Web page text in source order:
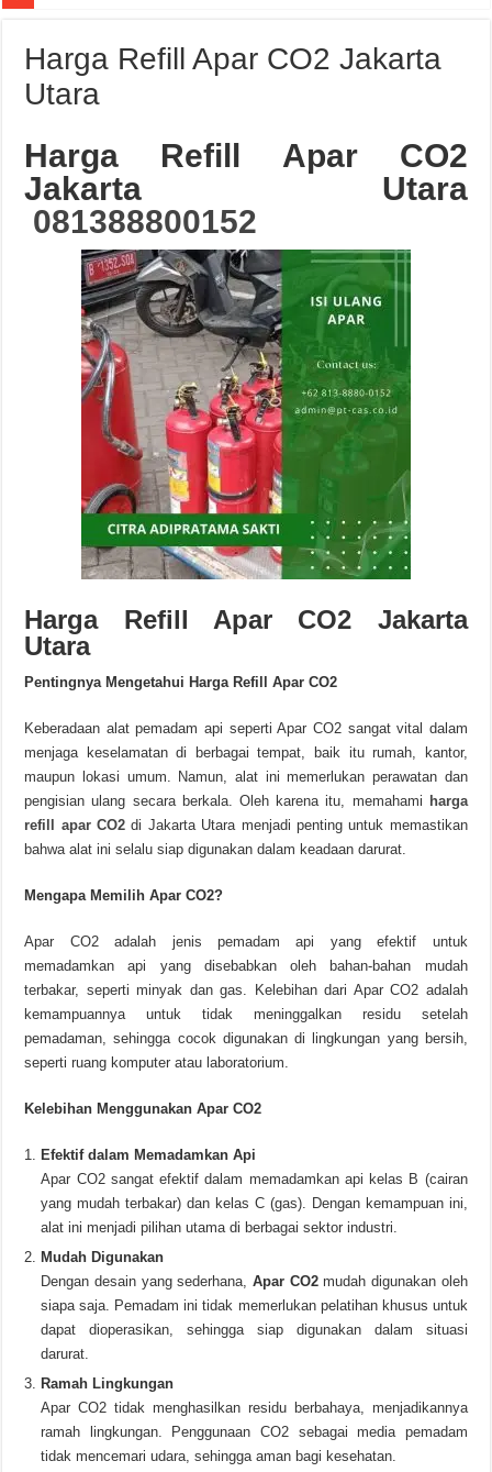
Harga Refill Apar CO2 Jakarta
Utara
Harga Refill Apar CO2
Jakarta Utara
081388800152
Harga Refill Apar CO2 Jakarta
Utara
Pentingnya Mengetahui Harga Refill Apar CO2
Keberadaan alat pemadam api seperti Apar CO2 sangat vital dalam
menjaga keselamatan di berbagai tempat, baik itu rumah, kantor,
maupun lokasi umum. Namun, alat ini memerlukan perawatan dan
pengisian ulang secara berkala. Oleh karena itu, memahami harga
refill apar CO2 di Jakarta Utara menjadi penting untuk memastikan
bahwa alat ini selalu siap digunakan dalam keadaan darurat.
Mengapa Memilih Apar CO2?
Apar CO2 adalah jenis pemadam api yang efektif untuk
memadamkan api yang disebabkan oleh bahan-bahan mudah
terbakar, seperti minyak dan gas. Kelebihan dari Apar CO2 adalah
kemampuannya untuk tidak meninggalkan residu setelah
pemadaman, sehingga cocok digunakan di lingkungan yang bersih,
seperti ruang komputer atau laboratorium.
Kelebihan Menggunakan Apar CO2
Efektif dalam Memadamkan Api
Apar CO2 sangat efektif dalam memadamkan api kelas B (cairan
yang mudah terbakar) dan kelas C (gas). Dengan kemampuan ini,
alat ini menjadi pilihan utama di berbagai sektor industri.
Mudah Digunakan
Dengan desain yang sederhana, Apar CO2mudah digunakan oleh
siapa saja. Pemadam ini tidak memerlukan pelatihan khusus untuk
dapat dioperasikan, sehingga siap digunakan dalam situasi
darurat.
Ramah Lingkungan
Apar CO2 tidak menghasilkan residu berbahaya, menjadikannya
ramah lingkungan. Penggunaan CO2 sebagai media pemadam
tidak mencemari udara, sehingga aman bagi kesehatan.